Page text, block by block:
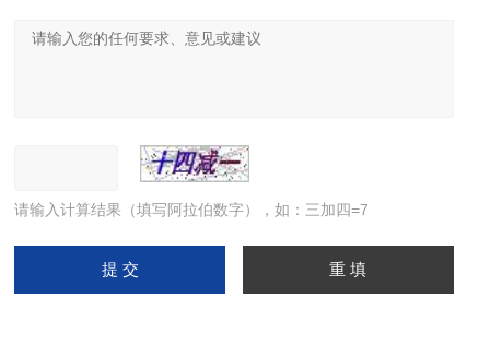
请输入计算结果（填写阿拉伯数字），如：三加四=7